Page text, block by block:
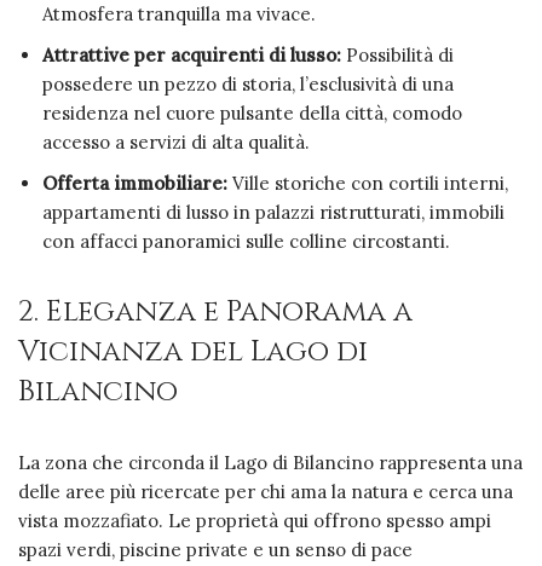
Atmosfera tranquilla ma vivace.
Attrattive per acquirenti di lusso: Possibilità di
possedere un pezzo di storia, l’esclusività di una
residenza nel cuore pulsante della città, comodo
accesso a servizi di alta qualità.
Offerta immobiliare: Ville storiche con cortili interni,
appartamenti di lusso in palazzi ristrutturati, immobili
con affacci panoramici sulle colline circostanti.
2. Eleganza e Panorama a
Vicinanza del Lago di
Bilancino
La zona che circonda il Lago di Bilancino rappresenta una
delle aree più ricercate per chi ama la natura e cerca una
vista mozzafiato. Le proprietà qui offrono spesso ampi
spazi verdi, piscine private e un senso di pace